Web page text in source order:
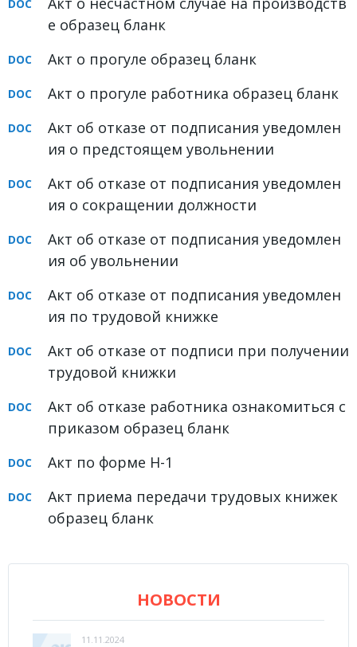
е образец бланк
Акт о прогуле образец бланк
Акт о прогуле работника образец бланк
Акт об отказе от подписания уведомлен
ия о предстоящем увольнении
Акт об отказе от подписания уведомлен
ия о сокращении должности
Акт об отказе от подписания уведомлен
ия об увольнении
Акт об отказе от подписания уведомлен
ия по трудовой книжке
Акт об отказе от подписи при получении
трудовой книжки
Акт об отказе работника ознакомиться с
приказом образец бланк
Акт по форме Н-1
Акт приема передачи трудовых книжек
образец бланк
НОВОСТИ
11.11.2024
в нашей группе